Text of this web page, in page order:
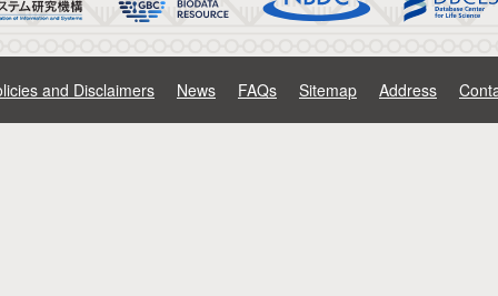
and Disclaimers News FAQs Sitemap Address